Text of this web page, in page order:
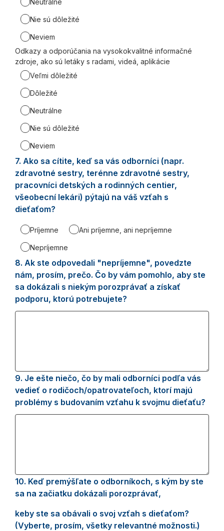
Nie sú dôležité
Neviem
Odkazy a odporúčania na vysokokvalitné informačné
zdroje, ako sú letáky s radami, videá, aplikácie
Veľmi dôležité
Dôležité
Neutrálne
Nie sú dôležité
Neviem
7. Question
7.
Ako sa cítite, keď sa vás odborníci (napr.
zdravotné sestry, terénne zdravotné sestry,
pracovníci detských a rodinných centier,
všeobecní lekári) pýtajú na váš vzťah s
dieťaťom?
Príjemne Ani príjemne, ani nepríjemne
Nepríjemne
8. Question
8.
Ak ste odpovedali "nepríjemne", povedzte
nám, prosím, prečo. Čo by vám pomohlo, aby ste
sa dokázali s niekým porozprávať a získať
podporu, ktorú potrebujete?
9. Question
9.
Je ešte niečo, čo by mali odborníci podľa vás
vedieť o rodičoch/opatrovateľoch, ktorí majú
problémy s budovaním vzťahu k svojmu dieťaťu?
10. Question
10.
Keď premýšľate o odborníkoch, s kým by ste
sa na začiatku dokázali porozprávať,
keby ste sa obávali o svoj vzťah s dieťaťom?
(Vyberte, prosím, všetky relevantné možnosti.)